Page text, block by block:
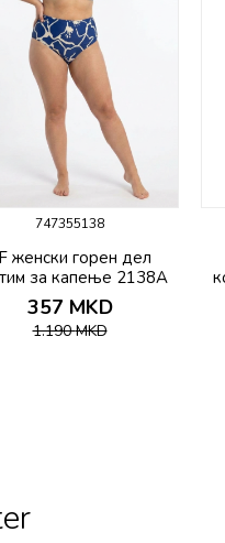
747355138
женски горeн дел
за капење 2138A
357 MKD
1.190MKD